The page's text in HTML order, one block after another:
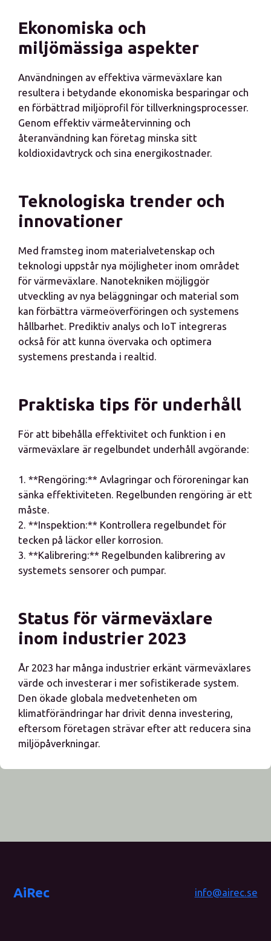
Ekonomiska och
miljömässiga aspekter
Användningen av effektiva värmeväxlare kan
resultera i betydande ekonomiska besparingar och
en förbättrad miljöprofil för tillverkningsprocesser.
Genom effektiv värmeåtervinning och
återanvändning kan företag minska sitt
koldioxidavtryck och sina energikostnader.
Teknologiska trender och
innovationer
Med framsteg inom materialvetenskap och
teknologi uppstår nya möjligheter inom området
för värmeväxlare. Nanotekniken möjliggör
utveckling av nya beläggningar och material som
kan förbättra värmeöverföringen och systemens
hållbarhet. Prediktiv analys och IoT integreras
också för att kunna övervaka och optimera
systemens prestanda i realtid.
Praktiska tips för underhåll
För att bibehålla effektivitet och funktion i en
värmeväxlare är regelbundet underhåll avgörande:
1. **Rengöring:** Avlagringar och föroreningar kan
sänka effektiviteten. Regelbunden rengöring är ett
måste.
2. **Inspektion:** Kontrollera regelbundet för
tecken på läckor eller korrosion.
3. **Kalibrering:** Regelbunden kalibrering av
systemets sensorer och pumpar.
Status för värmeväxlare
inom industrier 2023
År 2023 har många industrier erkänt värmeväxlares
värde och investerar i mer sofistikerade system.
Den ökade globala medvetenheten om
klimatförändringar har drivit denna investering,
eftersom företagen strävar efter att reducera sina
miljöpåverkningar.
AiRec info@airec.se